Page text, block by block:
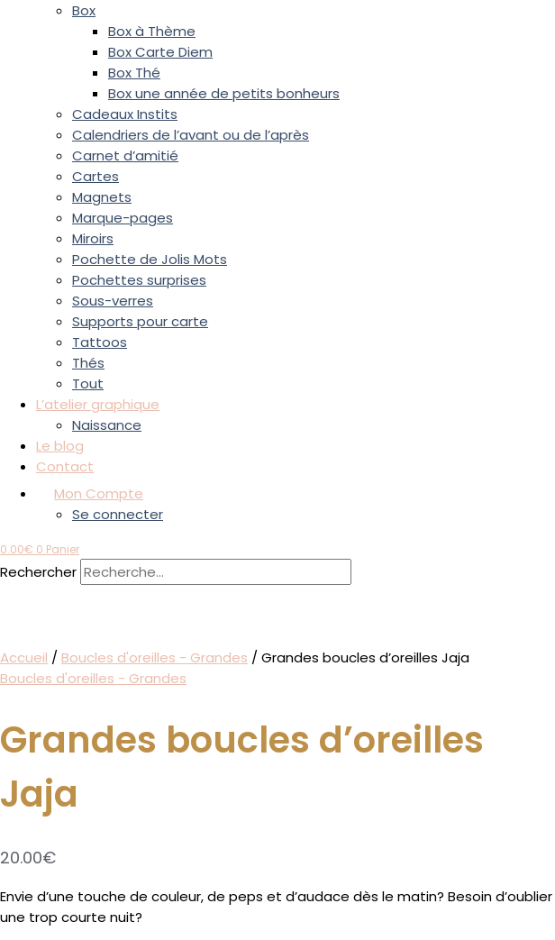
Box
Box à Thème
Box Carte Diem
Box Thé
Box une année de petits bonheurs
Cadeaux Instits
Calendriers de l’avant ou de l’après
Carnet d’amitié
Cartes
Magnets
Marque-pages
Miroirs
Pochette de Jolis Mots
Pochettes surprises
Sous-verres
Supports pour carte
Tattoos
Thés
Tout
L’atelier graphique
Naissance
Le blog
Contact
Mon Compte
Se connecter
0.00€ 0 Panier
Rechercher
Accueil / Boucles d'oreilles - Grandes / Grandes boucles d’oreilles Jaja
Boucles d'oreilles - Grandes
Grandes boucles d’oreilles
Jaja
20.00€
Envie d’une touche de couleur, de peps et d’audace dès le matin? Besoin d’oublier
une trop courte nuit?